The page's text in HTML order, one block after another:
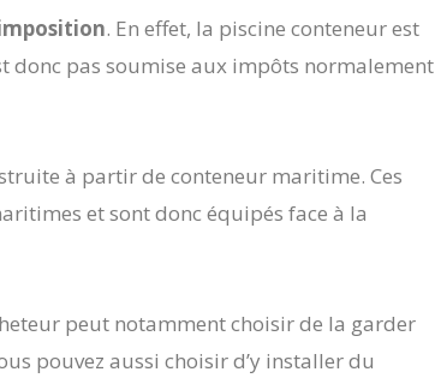
. En effet, la piscine conteneur est
donc pas soumise aux impôts normalement
à partir de conteneur maritime. Ces
et sont donc équipés face à la
peut notamment choisir de la garder
pouvez aussi choisir d’y installer du